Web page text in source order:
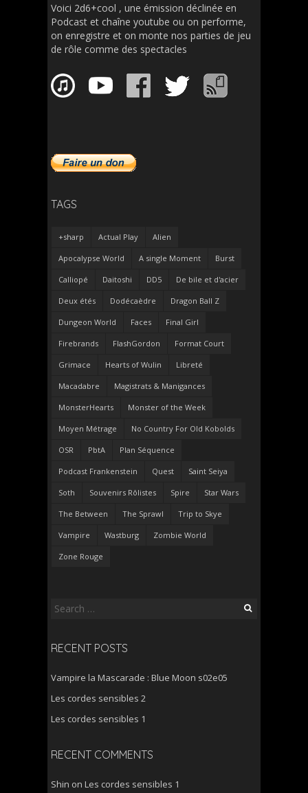
Voici 2d6+cool , une émission déclinée en
Podcast et chaîne youtube ou on performe,
on enregistre et on monte nos parties de jeu
de rôle comme des spectacles
TAGS
+sharp Actual Play Alien
Apocalypse World A single Moment Burst
Calliopé Daitoshi DD5 De bile et d'acier
Deux étés Dodécaèdre Dragon Ball Z
Dungeon World Faces Final Girl
Firebrands FlashGordon Format Court
Grimace Hearts of Wulin Libreté
Macadabre Magistrats & Manigances
MonsterHearts Monster of the Week
Moyen Métrage No Country For Old Kobolds
OSR PbtA Plan Séquence
Podcast Frankenstein Quest Saint Seiya
Soth Souvenirs Rôlistes Spire Star Wars
The Between The Sprawl Trip to Skye
Vampire Wastburg Zombie World
Zone Rouge
Search
RECENT POSTS
Vampire la Mascarade : Blue Moon s02e05
Les cordes sensibles 2
Les cordes sensibles 1
RECENT COMMENTS
Shin on Les cordes sensibles 1